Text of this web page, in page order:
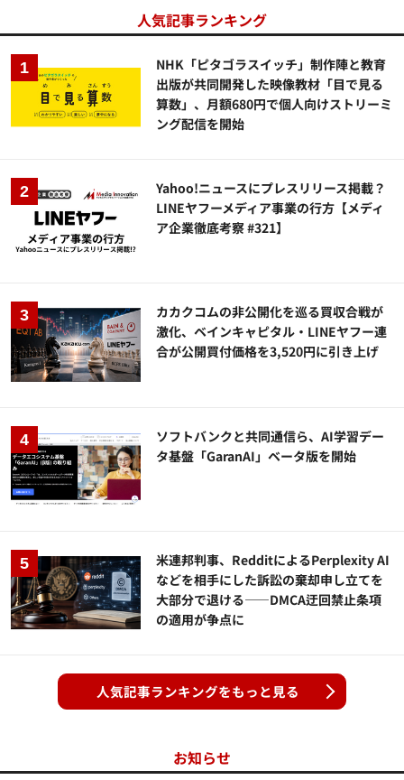
人気記事ランキング
NHK「ピタゴラスイッチ」制作陣と教育
出版が共同開発した映像教材「目で見る
算数」、月額680円で個人向けストリーミ
ング配信を開始
Yahoo!ニュースにプレスリリース掲載？
LINEヤフーメディア事業の行方【メディ
ア企業徹底考察 #321】
カカクコムの非公開化を巡る買収合戦が
激化、ベインキャピタル・LINEヤフー連
合が公開買付価格を3,520円に引き上げ
ソフトバンクと共同通信ら、AI学習デー
タ基盤「GaranAI」ベータ版を開始
米連邦判事、RedditによるPerplexity AI
などを相手にした訴訟の棄却申し立てを
大部分で退ける——DMCA迂回禁止条項
の適用が争点に
人気記事ランキングをもっと見る
お知らせ